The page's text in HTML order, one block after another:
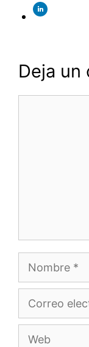
Deja un
Nombre
Correo
electrónico
Web